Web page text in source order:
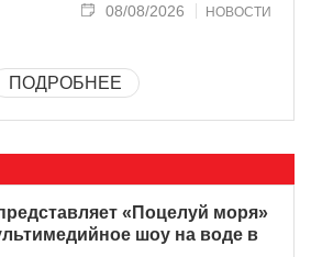
08/08/2026 НОВОСТИ
ПОДРОБНЕЕ
Остров Фукуок представляет
«Поцелуй моря» - крупнейшее